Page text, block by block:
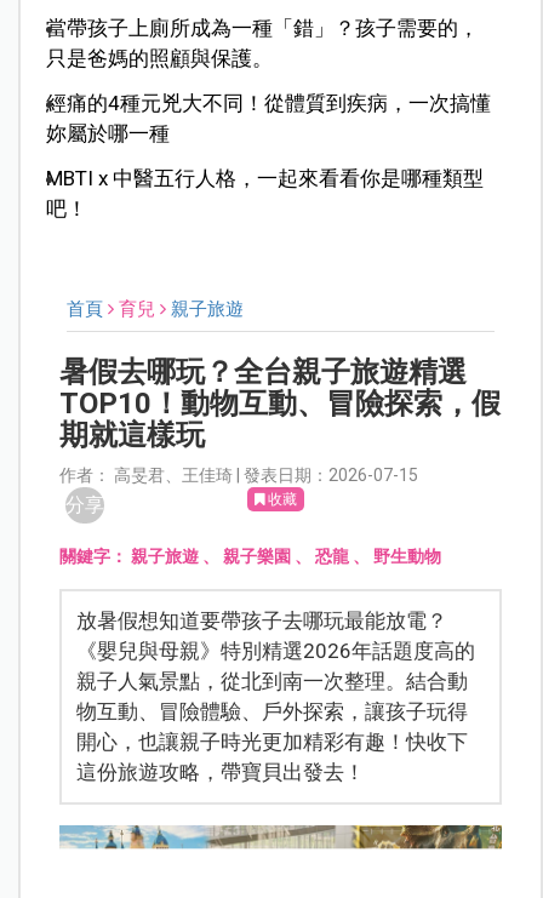
行
當帶孩子上廁所成為一種「錯」？孩子需要的，
只是爸媽的照顧與保護。
經痛的4種元兇大不同！從體質到疾病，一次搞懂
妳屬於哪一種
MBTI x 中醫五行人格，一起來看看你是哪種類型
吧！
首頁 育兒 親子旅遊
暑假去哪玩？全台親子旅遊精選
TOP10！動物互動、冒險探索，假
期就這樣玩
作者： 高旻君、王佳琦 | 發表日期：2026-07-15
分享 收藏
關鍵字：親子旅遊 、 親子樂園 、 恐龍 、 野生動物
放暑假想知道要帶孩子去哪玩最能放電？
《嬰兒與母親》特別精選2026年話題度高的
親子人氣景點，從北到南一次整理。結合動
物互動、冒險體驗、戶外探索，讓孩子玩得
開心，也讓親子時光更加精彩有趣！快收下
這份旅遊攻略，帶寶貝出發去！